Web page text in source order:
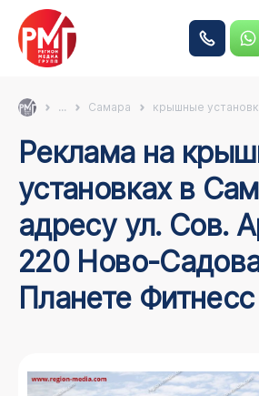
... Самара крышные
Реклама на крышных
установках в
адресу ул. Сов.
220 Ново-
Планете Фитнесс